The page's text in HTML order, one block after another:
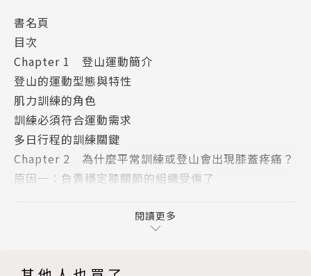
擺脫體能不足、疼痛的陰影，獲得能夠持久無痛登山的
身體！
▍我平常明明就有運動或做重訓，但為什麼登山還是很
辛苦？
▍登山不就是一種運動嗎？為什麼長久下來不只感覺體
能沒進步，還開始疼痛受傷？
▍為什麼平常訓練或登山時，特別是下坡時會膝蓋痛？
▍登山過程中要如何補充水分、熱量，又該吃什麼才
▍我已經安排＿＿個月後要登山，我該怎麼安排訓練計
書名頁
目次
Chapter 1 登山運動簡介
登山的運動型態與特性
肌力訓練的角色
訓練必須符合運動需求
多日行程的訓練關鍵
Chapter 2 為什麼平常訓練或登山會出現膝蓋疼痛？
原因一：負責穩定膝關節的組織受傷了
原因三：膝關節的張力失衡閱讀更多